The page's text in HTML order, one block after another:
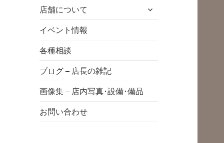
オフ | 子どもと一
緒にいながら自分
時間を*広島の託児
付きリフレッシュ
空間・コワーキン
グスペース・シェ
アスペース・レン
店舗について
サ
展
開
イベント情報
各種相談
ブログ – 店長の雑記
画像集 – 店内写真･設備･備品
お問い合わせ